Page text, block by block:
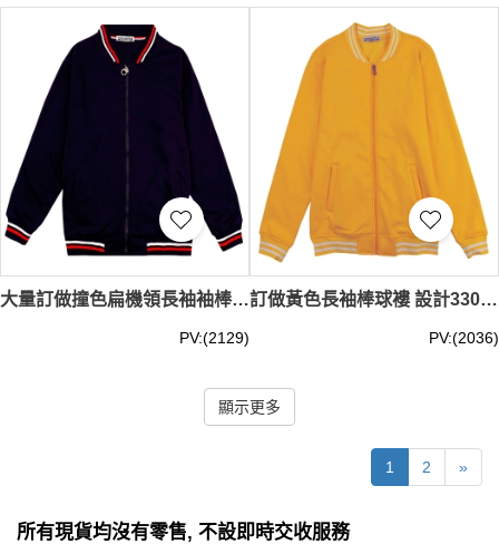
大量訂做撞色扁機領長袖袖棒球褸 設計拉鏈黑色700G金絲絨棒球褸 棒球褸設計公司 SKBJ013
PV:(2129)
訂做黃色長袖棒球褸 設計330G抓絨運動棒球褸 棒球褸生產商 100%Cotton SKBJ012
PV:(2036)
顯示更多
1 2 »
所有現貨均沒有零售, 不設即時交收服務